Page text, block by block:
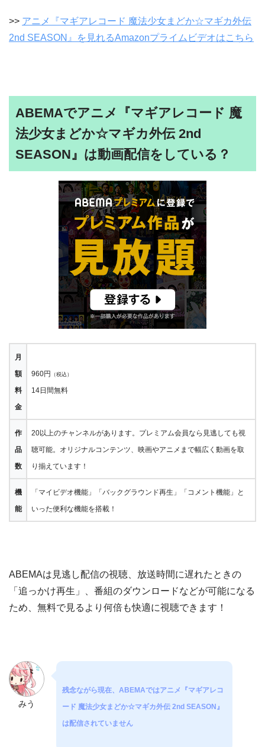
>> アニメ『マギアレコード 魔法少女まどか☆マギカ外伝
2nd SEASON』を見れるAmazonプライムビデオはこちら
ABEMAでアニメ『マギアレコード 魔
法少女まどか☆マギカ外伝 2nd
SEASON』は動画配信をしている？
月
額
料
金
960円 （税込）
14日間無料
作
品
数
20以上のチャンネルがあります。プレミアム会員なら見逃しても視
聴可能。オリジナルコンテンツ、映画やアニメまで幅広く動画を取
り揃えています！
機
能
「マイビデオ機能」「バックグラウンド再生」「コメント機能」と
いった便利な機能を搭載！
ABEMAは見逃し配信の視聴、放送時間に遅れたときの
「追っかけ再生」、番組のダウンロードなどが可能になる
ため、無料で見るより何倍も快適に視聴できます！
みう
残念ながら現在、ABEMAではアニメ『マギアレコ
ード 魔法少女まどか☆マギカ外伝 2nd SEASON』
は配信されていません